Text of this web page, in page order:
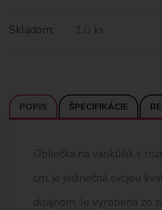
Skladom: 1.0 ks
POPIS ŠPECIFIKÁCIE
Obliečka na vankúšik s
cm, je jedinečná svojou
dizajnom. Je vyrobená zo